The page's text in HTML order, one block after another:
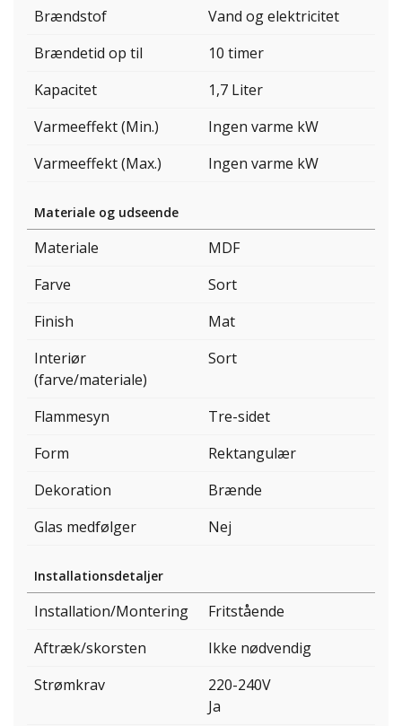
Brændstof
Vand og elektricitet
Brændetid op til
10 timer
Kapacitet
1,7 Liter
Varmeeffekt (Min.)
Ingen varme kW
Varmeeffekt (Max.)
Ingen varme kW
Materiale og udseende
Materiale
MDF
Farve
Sort
Finish
Mat
Interiør
(farve/materiale)
Sort
Flammesyn
Tre-sidet
Form
Rektangulær
Dekoration
Brænde
Glas medfølger
Nej
Installationsdetaljer
Installation/Montering
Fritstående
Aftræk/skorsten
Ikke nødvendig
Strømkrav
220-240V
Ja